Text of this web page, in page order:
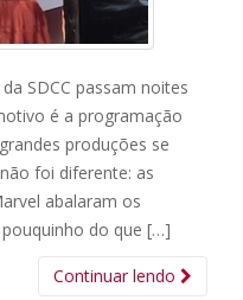
SDCC passam noites
é a programação
produções se
foi diferente: as
abalaram os
do que […]
Continuar lendo